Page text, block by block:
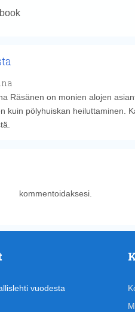
Räsänen on monien alojen
kuin pölyhuiskan heiluttaminen.
kommentoidaksesi.
vuodesta